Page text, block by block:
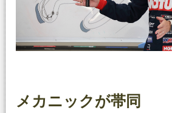
メカニックが帯同